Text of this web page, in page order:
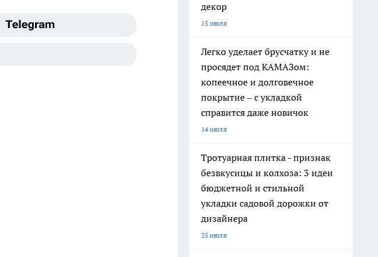
декор
15 июля
Легко уделает брусчатку и не
просядет под КАМАЗом:
копеечное и долговечное
покрытие – с укладкой
справится даже новичок
14 июля
Тротуарная плитка - признак
безвкусицы и колхоза: 3 идеи
бюджетной и стильной
укладки садовой дорожки от
дизайнера
25 июля